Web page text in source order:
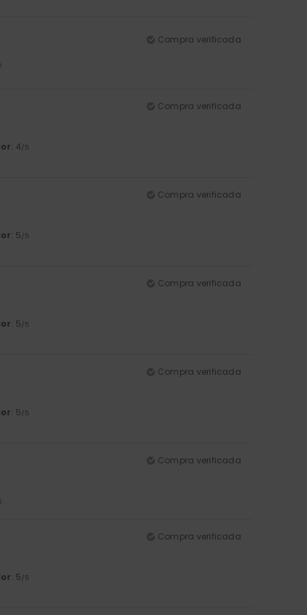
Compra verificada
Compra verificada
: 4/5
Compra verificada
: 5/5
Compra verificada
: 5/5
Compra verificada
: 5/5
Compra verificada
Compra verificada
: 5/5